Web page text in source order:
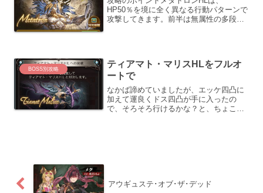
HP50％を境に全く異なる行動パターンで
攻撃してきます。前半は無属性の多段攻
BOSS別攻略
ティアマト・マリスHLをフルオ
ートで
なかば諦めていましたが、エッケ四凸に
加えて運良くドス四凸が手に入ったの
で、そろそろ行けるかな？と、ちょこち
アウギュステ･オブ･ザ･デッド